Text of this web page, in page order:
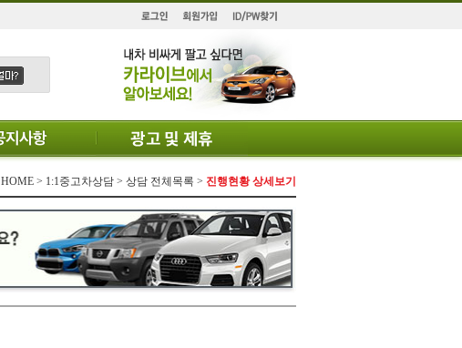
HOME > 1:1중고차상담 > 상담 전체목록 > 진행현황 상세보기